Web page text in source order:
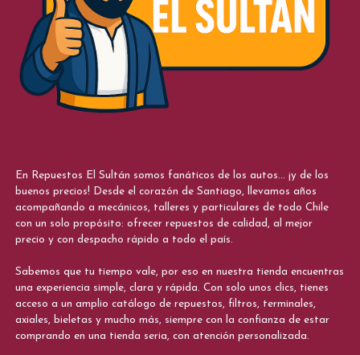
En Repuestos El Sultán somos fanáticos de los autos... ¡y de los
buenos precios! Desde el corazón de Santiago, llevamos años
acompañando a mecánicos, talleres y particulares de todo Chile
con un solo propósito: ofrecer repuestos de calidad, al mejor
precio y con despacho rápido a todo el país.
Sabemos que tu tiempo vale, por eso en nuestra tienda encuentras
una experiencia simple, clara y rápida. Con solo unos clics, tienes
acceso a un amplio catálogo de repuestos, filtros, terminales,
axiales, bieletas y mucho más, siempre con la confianza de estar
comprando en una tienda seria, con atención personalizada.